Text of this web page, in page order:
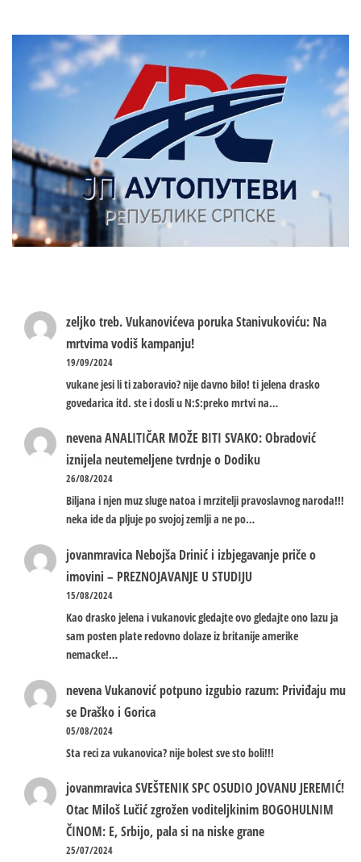
zeljko treb.Vukanovićeva poruka Stanivukoviću: Na
mrtvima vodiš kampanju!
19/09/2024
vukane jesi li ti zaboravio? nije davno bilo! ti jelena drasko
govedarica itd. ste i dosli u N:S:preko mrtvi na…
nevenaANALITIČAR MOŽE BITI SVAKO: Obradović
iznijela neutemeljene tvrdnje o Dodiku
26/08/2024
Biljana i njen muz sluge natoa i mrzitelji pravoslavnog naroda!!!
neka ide da pljuje po svojoj zemlji a ne po…
jovanmravica Nebojša Drinić i izbjegavanje priče o
imovini – PREZNOJAVANJE U STUDIJU
15/08/2024
Kao drasko jelena i vukanovic gledajte ovo gledajte ono lazu ja
sam posten plate redovno dolaze iz britanije amerike
nemacke!…
nevenaVukanović potpuno izgubio razum: Priviđaju mu
se Draško i Gorica
05/08/2024
Sta reci za vukanovica? nije bolest sve sto boli!!!
jovanmravicaSVEŠTENIK SPC OSUDIO JOVANU JEREMIĆ!
Otac Miloš Lučić zgrožen voditeljkinim BOGOHULNIM
ČINOM: E, Srbijo, pala si na niske grane
25/07/2024